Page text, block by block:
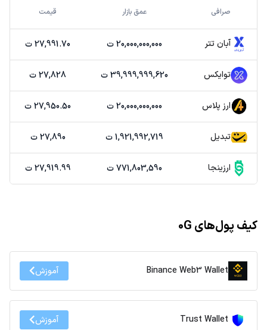
صرافی عمق بازار قیمت
آبان تتر 20,000,000,000 ت 27,991.70 ت
توایکس 39,999,999,620 ت 27,828 ت
ارز پلاس 20,000,000,000 ت 27,950.50 ت
تبدیل 1,921,992,719 ت 27,890 ت
ارزینجا 771,803,590 ت 27,919.99 ت
کیف پول‌های 0G
Binance Web3 Wallet آموزش
Trust Wallet آموزش